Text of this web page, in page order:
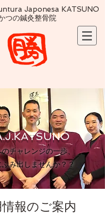
Japonesa KATSUNO
つの鍼灸整骨院
チャレンジの一歩、
み出しませんか？？
報のご案内